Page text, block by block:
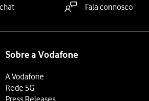
Fala connosco
Sobre a Vodafone
A Vodafone
Rede 5G
Press Releases